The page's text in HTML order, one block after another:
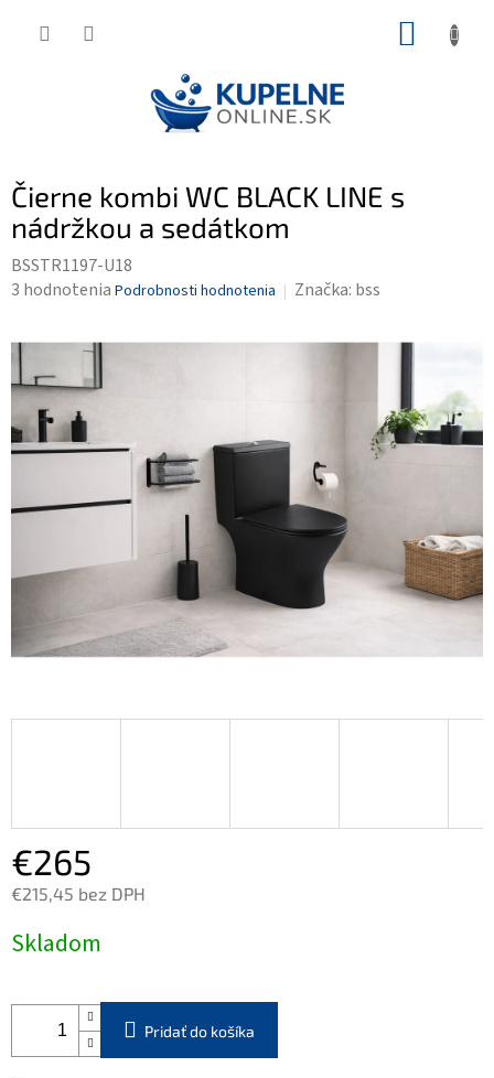
Čierne kombi WC BLACK LINE s
nádržkou a sedátkom
BSSTR1197-U18
Priemerné
produktu
je
5,0
5
hviezdičiek.
3 hodnotenia Podrobnosti hodnotenia Značka: bss
€265
€215,45 bez DPH
cena:
Skladom
Pridať do košíka